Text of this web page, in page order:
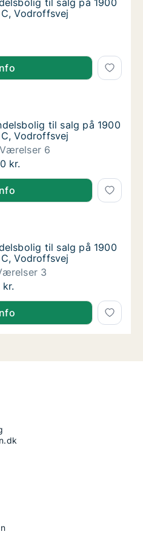
til salg på 1900
til salg på 1900
Vodroffsvej
til salg på 1900
til salg på 1900
til salg på 1900
til salg på 1900
til salg på 1900
Vodroffsvej
Værelser 6
til salg på 1900
kr.
til salg på 1900
til salg på 1900
til salg på 1900
til salg på 1900
Vodroffsvej
3
til salg på 1900
kr.